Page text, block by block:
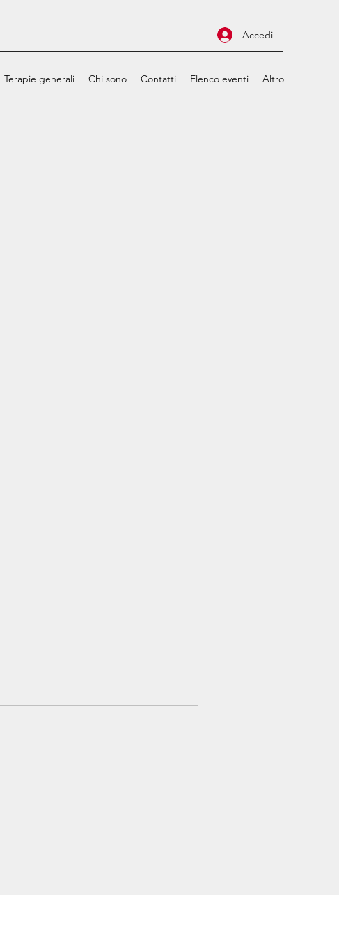
Accedi
Terapie generali Chi sono Contatti Elenco eventi Altro